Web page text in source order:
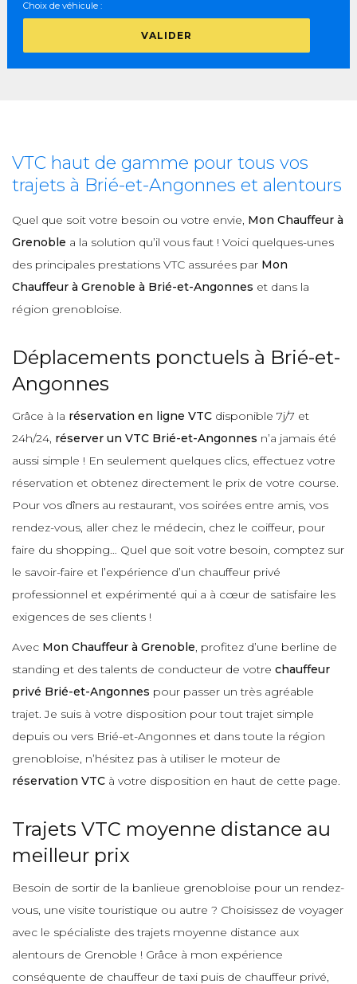
Choix de véhicule :
VALIDER
VTC haut de gamme pour tous vos
trajets à Brié-et-Angonnes et alentours
Quel que soit votre besoin ou votre envie, Mon Chauffeur à
Grenoble a la solution qu’il vous faut ! Voici quelques-unes
des principales prestations VTC assurées par Mon
Chauffeur à Grenoble à Brié-et-Angonnes et dans la
région grenobloise.
Déplacements ponctuels à Brié-et-
Angonnes
Grâce à la réservation en ligne VTC disponible 7j/7 et
24h/24, réserver un VTC Brié-et-Angonnes n’a jamais été
aussi simple ! En seulement quelques clics, effectuez votre
réservation et obtenez directement le prix de votre course.
Pour vos dîners au restaurant, vos soirées entre amis, vos
rendez-vous, aller chez le médecin, chez le coiffeur, pour
faire du shopping… Quel que soit votre besoin, comptez sur
le savoir-faire et l’expérience d’un chauffeur privé
professionnel et expérimenté qui a à cœur de satisfaire les
exigences de ses clients !
Avec Mon Chauffeur à Grenoble, profitez d’une berline de
standing et des talents de conducteur de votre chauffeur
privé Brié-et-Angonnes pour passer un très agréable
trajet. Je suis à votre disposition pour tout trajet simple
depuis ou vers Brié-et-Angonnes et dans toute la région
grenobloise, n’hésitez pas à utiliser le moteur de
réservation VTC à votre disposition en haut de cette page.
Trajets VTC moyenne distance au
meilleur prix
Besoin de sortir de la banlieue grenobloise pour un rendez-
vous, une visite touristique ou autre ? Choisissez de voyager
avec le spécialiste des trajets moyenne distance aux
alentours de Grenoble ! Grâce à mon expérience
conséquente de chauffeur de taxi puis de chauffeur privé,